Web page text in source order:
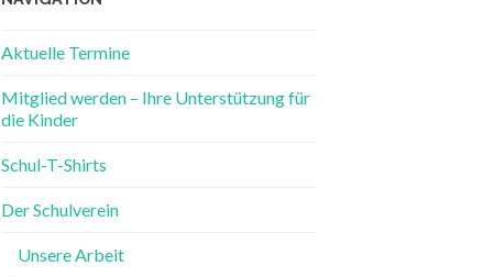
Aktuelle Termine
Mitglied werden – Ihre Unterstützung für
die Kinder
Schul-T-Shirts
Der Schulverein
Unsere Arbeit